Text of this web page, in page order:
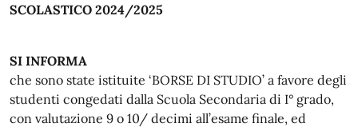
SCOLASTICO 2024/2025
SI INFORMA
che sono state istituite ‘BORSE DI STUDIO’ a favore degli
studenti congedati dalla Scuola Secondaria di I° grado,
con valutazione 9 o 10/ decimi all’esame finale, ed